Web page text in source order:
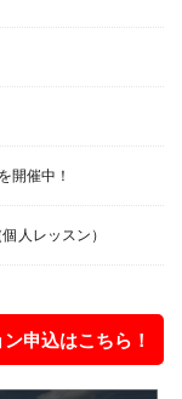
開催中！
人レッスン）
申込はこちら！